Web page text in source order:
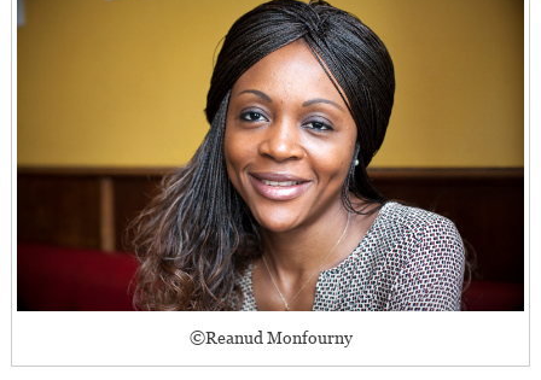
©Reanud Monfourny